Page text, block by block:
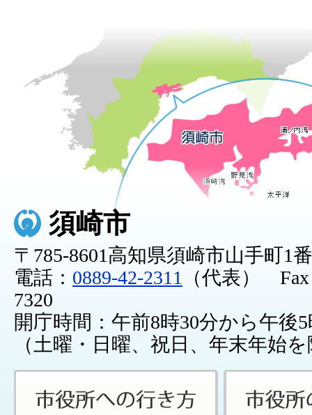
須崎市
〒785-8601高知県須崎市山手町1
電話： 0889-42-2311
（代表） Fax
7320
開庁時間：午前8時30分から午後
（土曜・日曜、祝日、年末年始